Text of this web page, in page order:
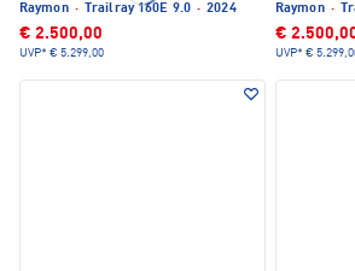
Raymon · Trailray 160E 9.0 · 2024
€ 2.500,00
UVP* € 5.299,00
Raymon ·
€
UVP* €